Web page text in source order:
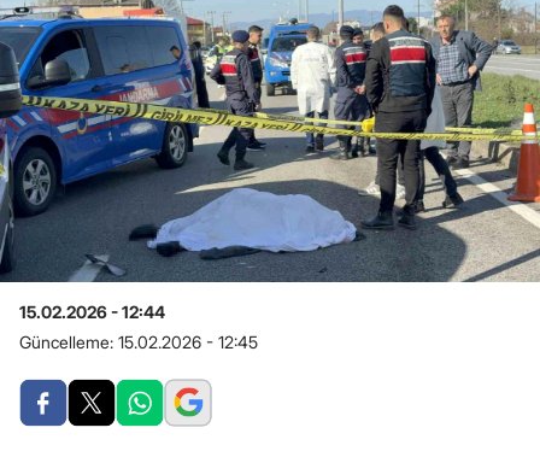
15.02.2026 - 12:44
Güncelleme: 15.02.2026 - 12:45